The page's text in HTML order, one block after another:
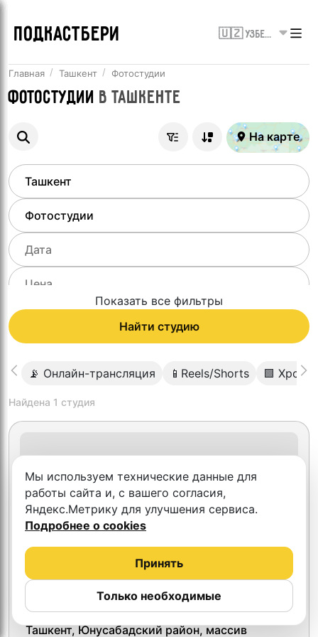
ПОДКАСТБЕРИ 🇺🇿 Узбекистан
Главная Ташкент Фотостудии
Фотостудии вТашкенте
На карте
Показать все фильтры
Найти студию
📡 Онлайн-трансляция 📱Reels/Shorts 🟩
Найдена 1 студия
Isomedia
Ташкент, Юнусабадский район, массив
Мы используем технические данные для
работы сайта и, с вашего согласия,
Яндекс.Метрику для улучшения сервиса.
Подробнее о cookies
Только необходимые
Принять